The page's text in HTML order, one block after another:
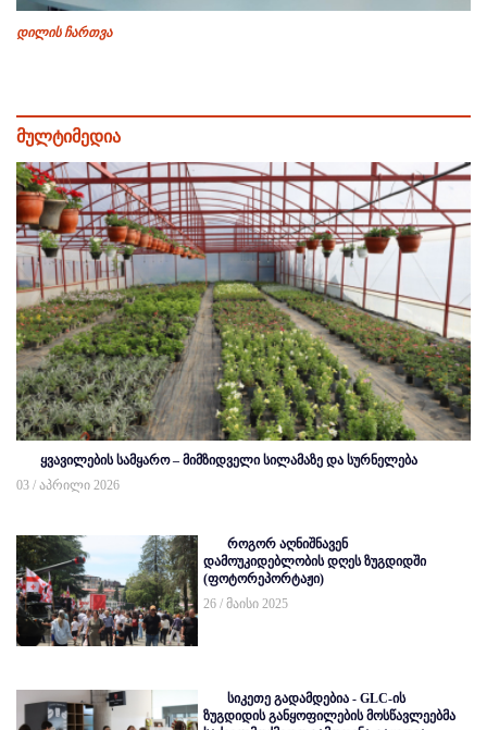
დილის ჩართვა
მულტიმედია
ყვავილების სამყარო – მიმზიდველი სილამაზე და სურნელება
03 / აპრილი 2026
როგორ აღნიშნავენ
დამოუკიდებლობის დღეს ზუგდიდში
(ფოტორეპორტაჟი)
26 / მაისი 2025
სიკეთე გადამდებია - GLC-ის
ზუგდიდის განყოფილების მოსწავლეებმა